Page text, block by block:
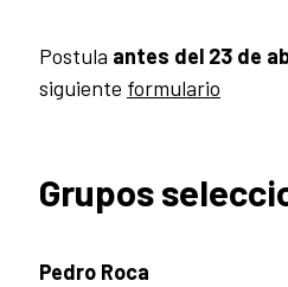
Postula antes del 23 de
siguiente formulario
Grupos
Pedro Roca